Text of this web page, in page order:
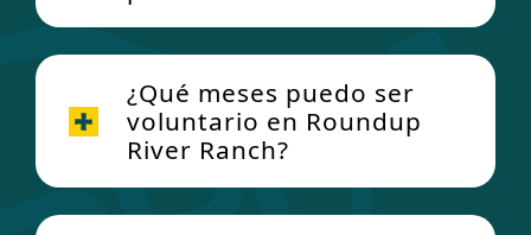
¿Qué meses puedo ser
voluntario en Roundup
River Ranch?